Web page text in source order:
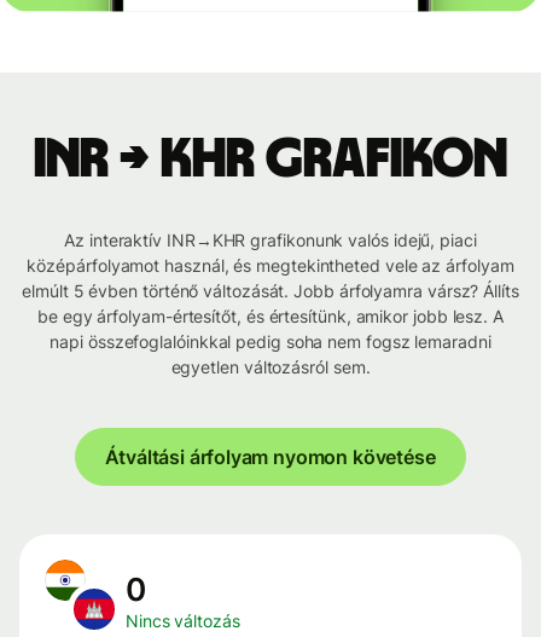
INR → KHR grafikon
Az interaktív INR→KHR grafikonunk valós idejű, piaci
középárfolyamot használ, és megtekintheted vele az árfolyam
elmúlt 5 évben történő változását. Jobb árfolyamra vársz? Állíts
be egy árfolyam-értesítőt, és értesítünk, amikor jobb lesz. A
napi összefoglalóinkkal pedig soha nem fogsz lemaradni
egyetlen változásról sem.
Átváltási árfolyam nyomon követése
0
Nincs változás